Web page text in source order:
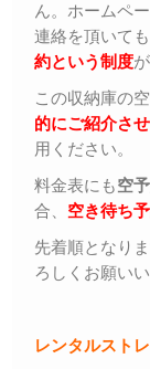
ん。ホームペ
連絡を頂いて
約という制度
この収納庫の
的にご紹介さ
用ください。
料金表にも空
合、 空き待ち
先着順となり
ろしくお願いい
レンタルスト